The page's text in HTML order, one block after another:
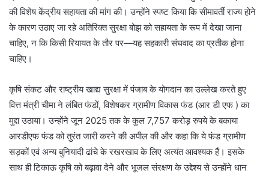
की विशेष केंद्रीय सहायता की मांग की। उन्होंने स्पष्ट किया कि सीमावर्ती राज्य होने
के कारण उठाए जा रहे अतिरिक्त सुरक्षा बोझ को सहायता के रूप में देखा जाना
चाहिए, न कि किसी रियायत के तौर पर—यह सहकारी संघवाद का प्रतीक होना
चाहिए।
कृषि संकट और राष्ट्रीय खाद्य सुरक्षा में पंजाब के योगदान का उल्लेख करते हुए
वित्त मंत्री चीमा ने लंबित फंडों, विशेषकर ग्रामीण विकास फंड (आर डी एफ ) का
मुद्दा उठाया। उन्होंने जून 2025 तक के कुल 7,757 करोड़ रुपये के बकाया
आरडीएफ फंड को तुरंत जारी करने की अपील की और कहा कि ये फंड ग्रामीण
सड़कों एवं अन्य बुनियादी ढांचे के रखरखाव के लिए अत्यंत आवश्यक हैं। इसके
साथ ही टिकाऊ कृषि को बढ़ावा देने और भूजल संरक्षण के उद्देश्य से उन्होंने धान